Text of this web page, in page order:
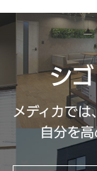
シ
メディカで
自分を高